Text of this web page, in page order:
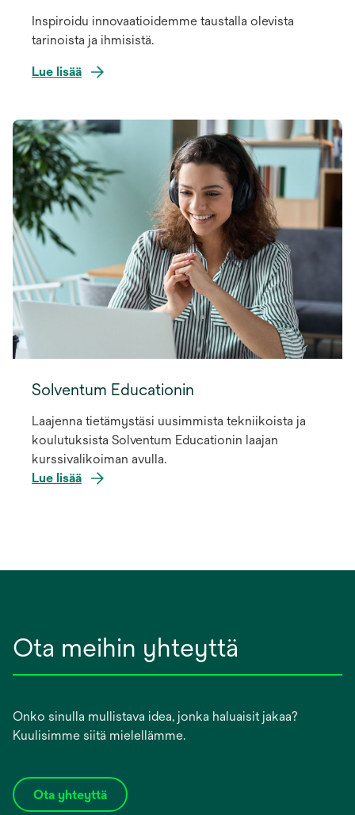
Inspiroidu innovaatioidemme taustalla olevista
tarinoista ja ihmisistä.
Lue lisää
Solventum Educationin
Laajenna tietämystäsi uusimmista tekniikoista ja
koulutuksista Solventum Educationin laajan
kurssivalikoiman avulla.
Lue lisää
Ota meihin yhteyttä
Onko sinulla mullistava idea, jonka haluaisit jakaa?
Kuulisimme siitä mielellämme.
Ota yhteyttä